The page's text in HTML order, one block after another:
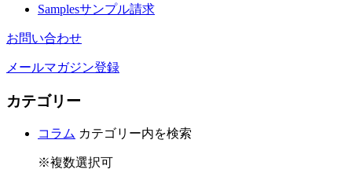
Samplesサンプル請求
お問い合わせ
メールマガジン登録
カテゴリー
コラム カテゴリー内を検索
※複数選択可